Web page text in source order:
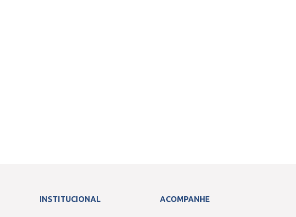
INSTITUCIONAL ACOMPANHE